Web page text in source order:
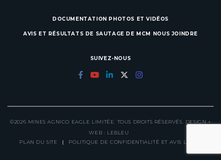
DOCUMENTATION PHOTOS ET VIDÉOS
AVIS ET RÉSULTATS DE SAUTAGE DE MCM NOUS JOINDRE
SUIVEZ-NOUS
©2026 MINES AGNICO EAGLE LIMITÉE. TOUS DROITS RÉSERVÉS. DESIGN +
WEB : LEBLEU
PLAN DU SITE
| POLITIQUE DE CONFIDENTIALITÉ ET AVIS LÉGAL